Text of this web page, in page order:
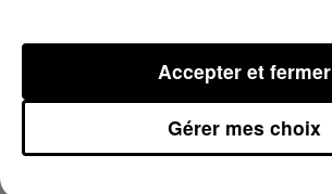
Gérer mes choix
Accepter et fermer